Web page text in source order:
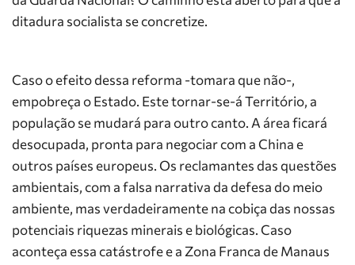
ditadura socialista se concretize.
Caso o efeito dessa reforma -tomara que não-,
empobreça o Estado. Este tornar-se-á Território, a
população se mudará para outro canto. A área ficará
desocupada, pronta para negociar com a China e
outros países europeus. Os reclamantes das questões
ambientais, com a falsa narrativa da defesa do meio
ambiente, mas verdadeiramente na cobiça das nossas
potenciais riquezas minerais e biológicas. Caso
aconteça essa catástrofe e a Zona Franca de Manaus